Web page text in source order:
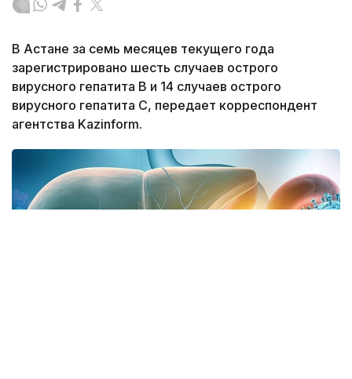
В Астане за семь месяцев текущего года
зарегистрировано шесть случаев острого
вирусного гепатита В и 14 случаев острого
вирусного гепатита С, передает корреспондент
агентства Kazinform.